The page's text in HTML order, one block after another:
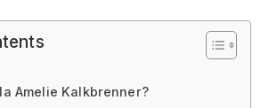
Amelie Kalkbrenner?